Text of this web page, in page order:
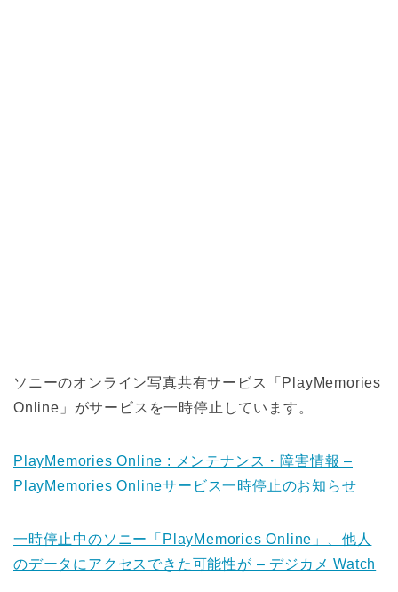
ソニーのオンライン写真共有サービス「PlayMemories
Online」がサービスを一時停止しています。
PlayMemories Online : メンテナンス・障害情報 –
PlayMemories Onlineサービス一時停止のお知らせ
一時停止中のソニー「PlayMemories Online」、他人
のデータにアクセスできた可能性が – デジカメ Watch